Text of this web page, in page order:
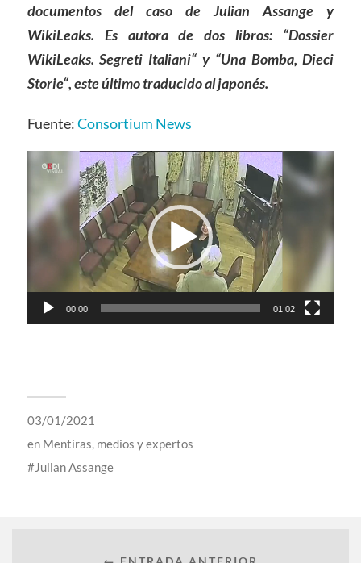
documentos del caso de Julian Assange y
WikiLeaks. Es autora de dos libros: “Dossier
WikiLeaks. Segreti Italiani“ y “Una Bomba, Dieci
Storie“, este último traducido al japonés.
Fuente:Consortium News
Video
Player
00:00 01:02
03/01/2021
en Mentiras, medios y expertos
Julian Assange